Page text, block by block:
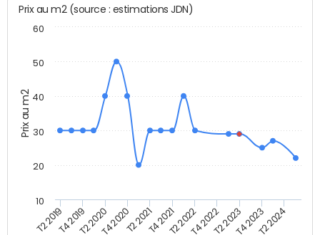
Prix au m2
Prix au m2 (source : estimations JDN)
T2 2019T4 2019T2 2020T4 2020T2 2021T4 2021T2 2022T4 2022T2 2023T4 2023T2 2024
10
20
30
40
50
60